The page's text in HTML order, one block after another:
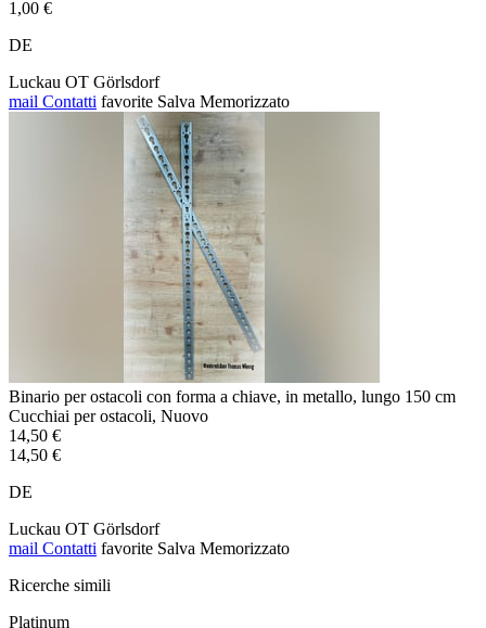
1,00 €
DE
Luckau OT Görlsdorf
mail Contatti favorite Salva Memorizzato
Binario per ostacoli con forma a chiave, in metallo, lungo 150 cm
Cucchiai per ostacoli, Nuovo
14,50 €
14,50 €
DE
Luckau OT Görlsdorf
mail Contatti favorite Salva Memorizzato
Ricerche simili
Platinum